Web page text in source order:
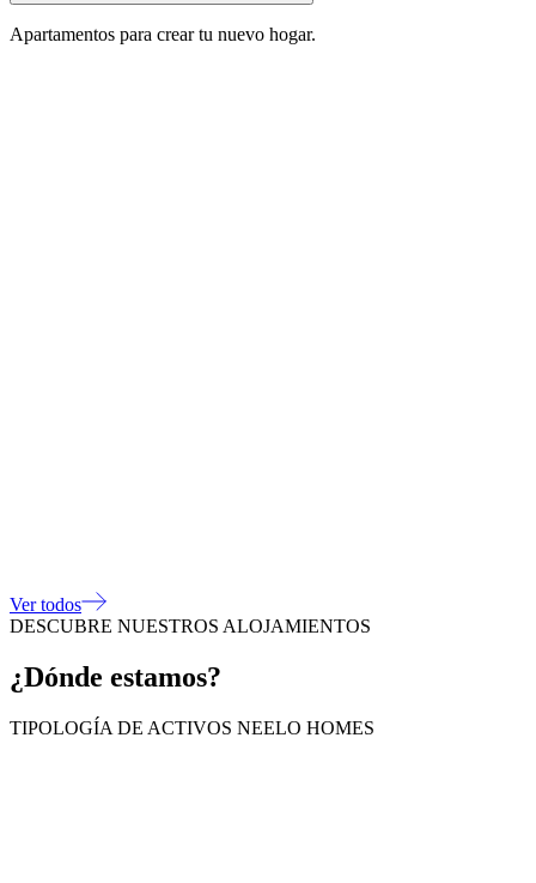
Apartamentos para crear tu nuevo hogar.
Ver todos
DESCUBRE NUESTROS ALOJAMIENTOS
¿Dónde estamos?
TIPOLOGÍA DE ACTIVOS NEELO HOMES